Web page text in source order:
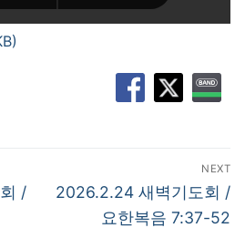
/
NEXT
Next
2026.2.24 새벽기도회 /
요한복음 7:37-52